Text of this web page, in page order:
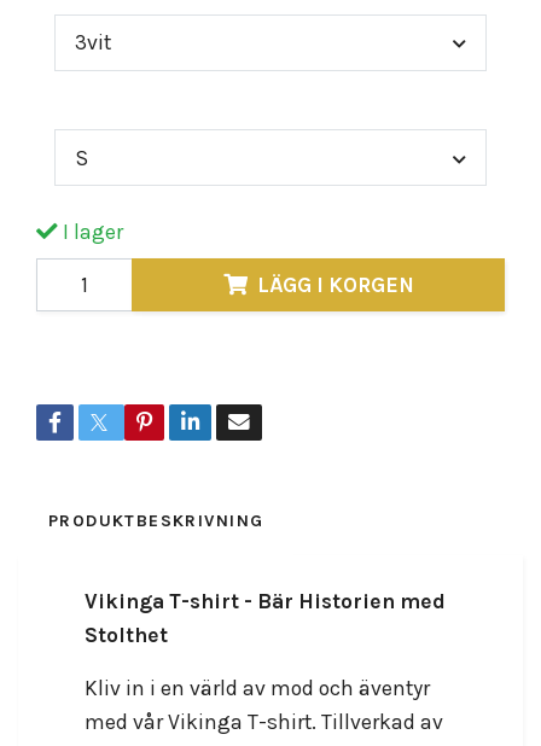
3vit
S
I lager
LÄGG I KORGEN
PRODUKTBESKRIVNING
Vikinga T-shirt - Bär Historien med
Stolthet
Kliv in i en värld av mod och äventyr
med vår Vikinga T-shirt. Tillverkad av